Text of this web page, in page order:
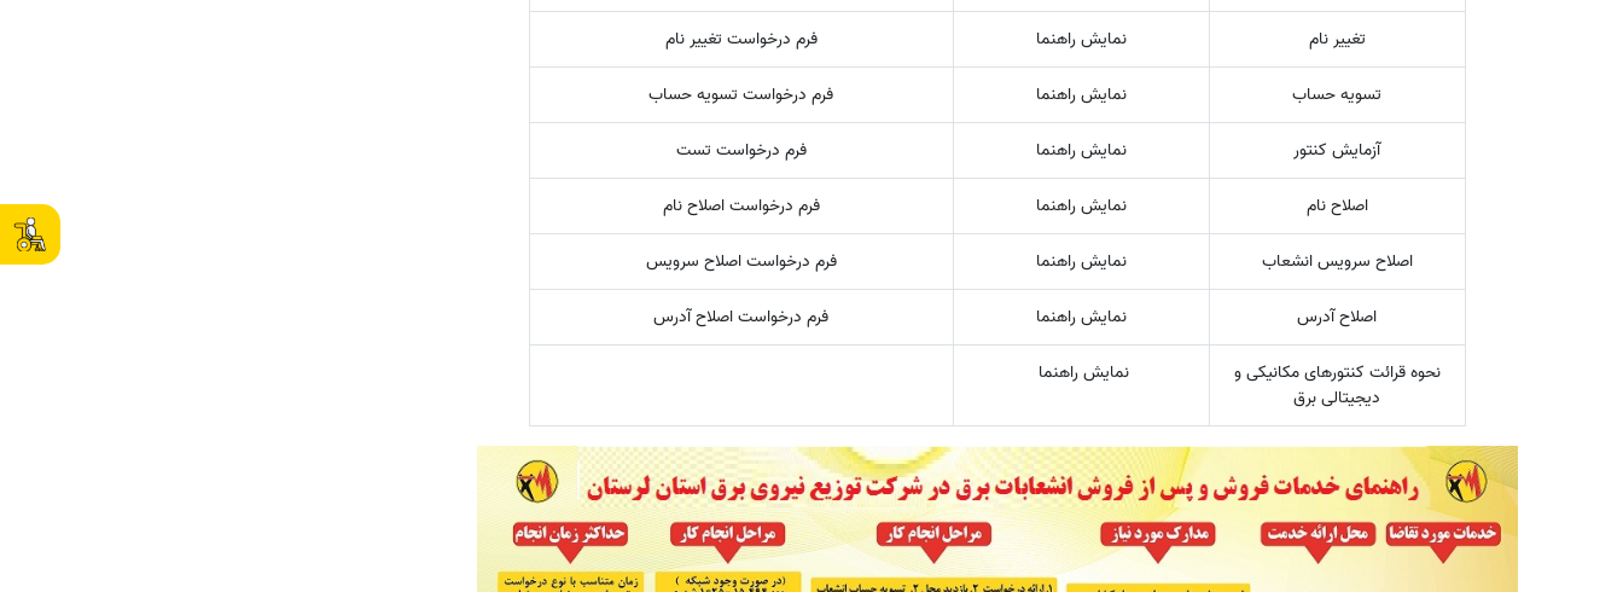
تغییر نام
نمایش راهنما
فرم درخواست تغییر نام
تسویه حساب
نمایش راهنما
فرم درخواست تسویه حساب
آزمایش کنتور
نمایش راهنما
فرم درخواست تست
اصلاح نام
نمایش راهنما
فرم درخواست اصلاح نام
اصلاح سرویس انشعاب
نمایش راهنما
فرم درخواست اصلاح سرویس
اصلاح آدرس
نمایش راهنما
فرم درخواست اصلاح آدرس
نحوه قرائت کنتورهای مکانیکی و
دیجیتالی برق
نمایش راهنما